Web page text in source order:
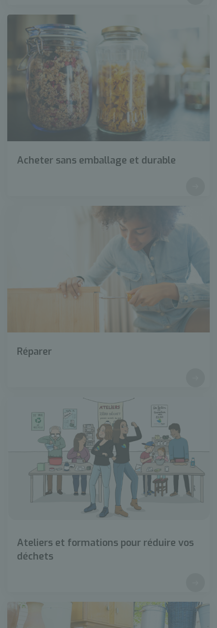
Acheter sans emballage et durable
Réparer
Ateliers et formations pour réduire vos
déchets